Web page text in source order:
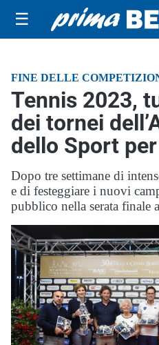
☰
FINE DELLE
Tennis 2023,
dei tornei
dello Sport
Dopo tre settimane di
e di festeggiare i nuovi
pubblico nella serata finale